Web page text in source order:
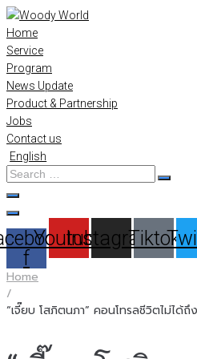
Skip
to
content
Home
Service
Program
News Update
Product & Partnership
Jobs
Contact us
English
Search
…
f
Youtube
Instagram
Tiktok
Home
/
“เจี๊ยบ โสภิตนภา” คอนโทรลชีวิตไม่ได้